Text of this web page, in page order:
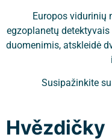
Europos vidurinių
egzoplanetų
duomenimis, atskleidė
Susipažinkite
Hvězdičky